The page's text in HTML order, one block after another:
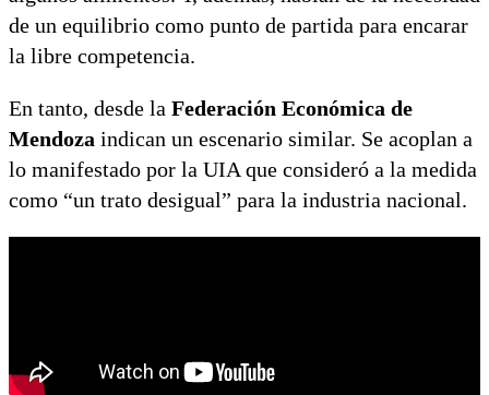
de un equilibrio como punto de partida para encarar
la libre competencia.
En tanto, desde la Federación Económica de
Mendoza indican un escenario similar. Se acoplan a
lo manifestado por la UIA que consideró a la medida
como “un trato desigual” para la industria nacional.